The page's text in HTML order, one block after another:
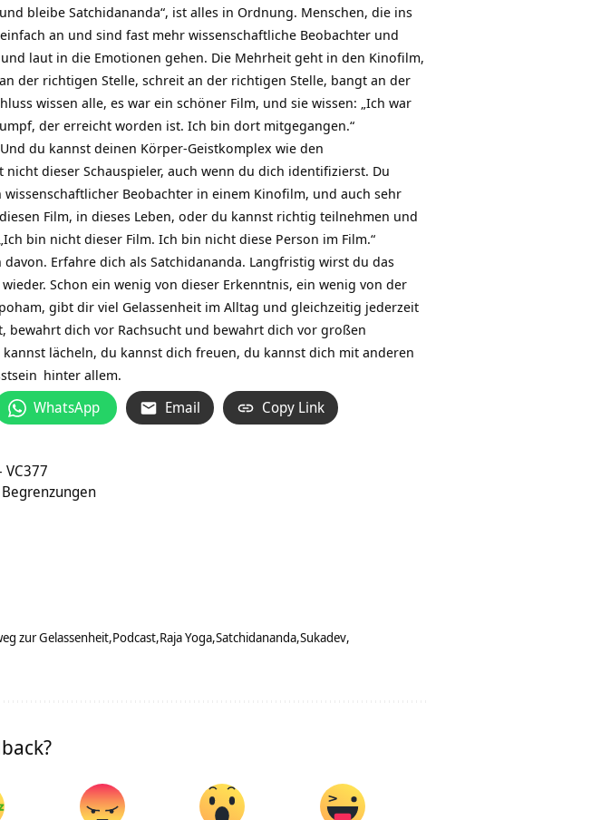
bleibe Satchidananda“, ist alles in Ordnung. Menschen, die ins
an und sind fast mehr wissenschaftliche Beobachter und
laut in die Emotionen gehen. Die Mehrheit geht in den Kinofilm,
der richtigen Stelle, schreit an der richtigen Stelle, bangt an der
wissen alle, es war ein schöner Film, und sie wissen: „Ich war
der erreicht worden ist. Ich bin dort mitgegangen.“
du kannst deinen Körper-Geistkomplex wie den
dieser Schauspieler, auch wenn du dich identifizierst. Du
Beobachter in einem Kinofilm, und auch sehr
Film, in dieses Leben, oder du kannst richtig teilnehmen und
bin nicht dieser Film. Ich bin nicht diese Person im Film.“
Erfahre dich als Satchidananda. Langfristig wirst du das
Schon ein wenig von dieser Erkenntnis, ein wenig von der
gibt dir viel Gelassenheit im Alltag und gleichzeitig jederzeit
dich vor Rachsucht und bewahrt dich vor großen
lächeln, du kannst dich freuen, du kannst dich mit anderen
hinter allem.
WhatsApp Email Copy Link
zur Gelassenheit Podcast Raja Yoga Satchidananda Sukadev